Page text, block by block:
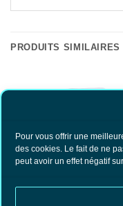
Pour vous offrir une
des cookies. Le fait de ne
peut avoir un effet négatif
PRODUITS SIMILAIRES
Joints pour Cafetières